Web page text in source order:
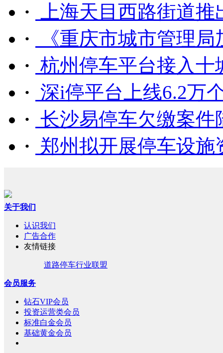
·
上海天目西路街道
·
《重庆市城市管理
· 杭州停车平台接入十
· 深i停平台上线6.2万
· 长沙易停车欠缴案件
· 郑州拟开展停车设施
关于我们
认识我们
广告合作
友情链接
道路停车行业联盟
会员服务
钻石VIP会员
投资运营类会员
标准白金会员
基础黄金会员